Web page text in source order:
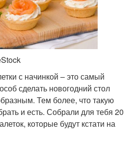
с начинкой – это самый
сделать новогодний стол
Тем более, что такую
и есть. Собрали для тебя 20
которые будут кстати на